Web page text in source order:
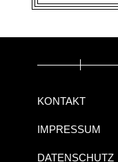
KONTAKT
IMPRESSUM
DATENSCHUTZ